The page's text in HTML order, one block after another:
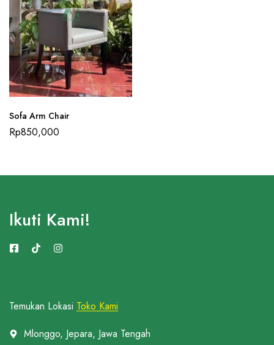
Sofa Arm Chair
Rp850,000
Temukan Lokasi Toko Kami
Mlonggo, Jepara, Jawa Tengah
Ikuti Kami!